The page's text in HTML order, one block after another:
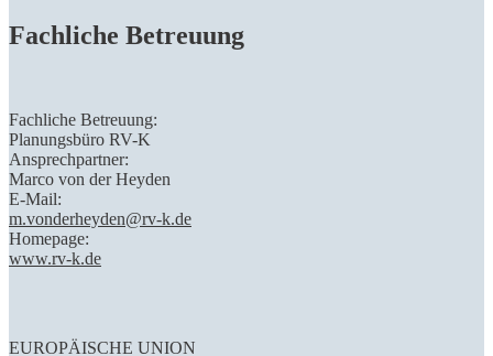
Fachliche Betreuung
Fachliche Betreuung:
Planungsbüro RV-K
Ansprechpartner:
Marco von der Heyden
E-Mail:
m.vonderheyden@rv-k.de
Homepage:
www.rv-k.de
EUROPÄISCHE UNION